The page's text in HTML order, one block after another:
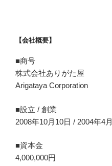
【会社概要】
■商号
株式会社ありがた屋
Arigataya Corporation
■設立 / 創業
2008年10月10日 / 2004年4月
■資本金
4,000,000円